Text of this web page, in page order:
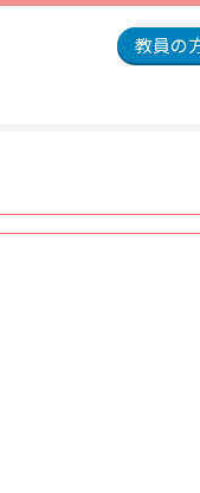
教員の